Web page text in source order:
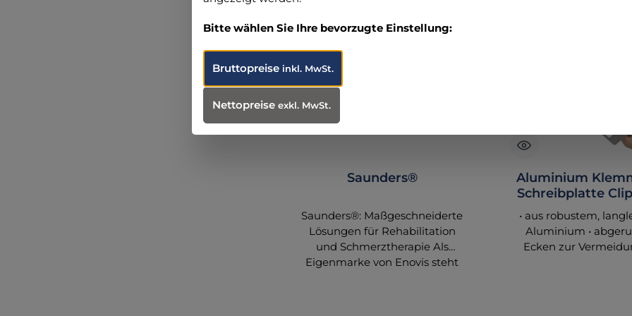
Saunders®
Saunders®: Maßgeschneiderte
Lösungen für Rehabilitation
und Schmerztherapie Als
Eigenmarke von Enovis steht
Aluminium
Schreibplatte
• aus robustem,
Aluminium •
Ecken zur
Bitte wählen Sie Ihre bevorzugte Einstellung:
Bruttopreise inkl. MwSt.
Nettopreise exkl. MwSt.